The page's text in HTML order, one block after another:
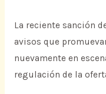
La reciente sanción
avisos que
nuevamente en
regulación de la